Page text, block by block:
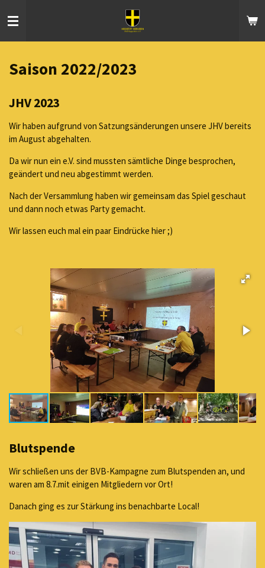
Hauptinhalt
Saison 2022/2023
JHV 2023
Wir haben aufgrund von Satzungsänderungen unsere JHV bereits
im August abgehalten.
Da wir nun ein e.V. sind mussten sämtliche Dinge besprochen,
geändert und neu abgestimmt werden.
Nach der Versammlung haben wir gemeinsam das Spiel geschaut
und dann noch etwas Party gemacht.
Wir lassen euch mal ein paar Eindrücke hier ;)
Blutspende
Wir schließen uns der BVB-Kampagne zum Blutspenden an, und
waren am 8.7.mit einigen Mitgliedern vor Ort!
Danach ging es zur Stärkung ins benachbarte Local!